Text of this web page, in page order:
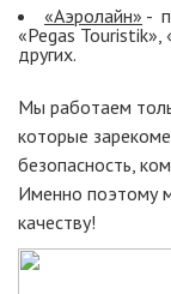
«Аэролайн» -
«Pegas Touristik»,
других.
Мы работаем
которые
безопасность,
Именно поэтому
качеству!